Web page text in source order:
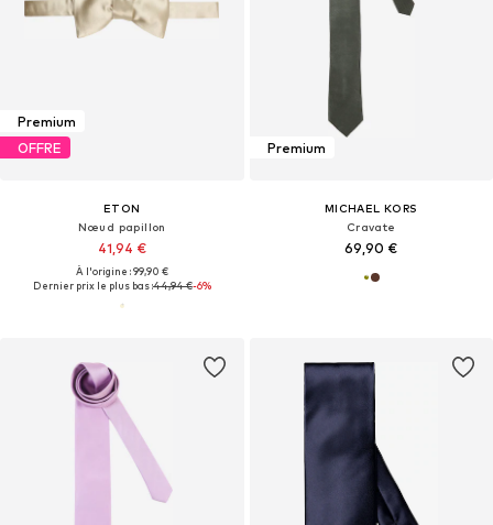
Premium
OFFRE
ETON
Nœud papillon
41,94 €
À l'origine : 99,90 €
Dernier prix le plus bas :44,94 €-6%
Premium
MICHAEL KORS
Cravate
69,90 €